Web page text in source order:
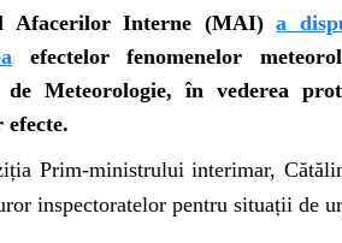
Afacerilor Interne (MAI)a
efectelor fenomenelor
de Meteorologie, în vederea
efecte.
Prim-ministrului interimar,
inspectoratelor pentru situații de